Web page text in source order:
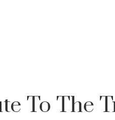
To The